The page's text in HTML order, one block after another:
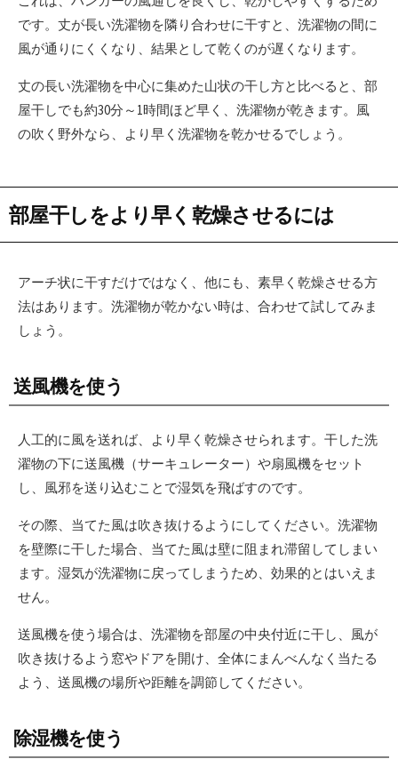
です。丈が長い洗濯物を隣り合わせに干すと、洗濯物の間に
風が通りにくくなり、結果として乾くのが遅くなります。
丈の長い洗濯物を中心に集めた山状の干し方と比べると、部
屋干しでも約30分～1時間ほど早く、洗濯物が乾きます。風
の吹く野外なら、より早く洗濯物を乾かせるでしょう。
部屋干しをより早く乾燥させるには
アーチ状に干すだけではなく、他にも、素早く乾燥させる方
法はあります。洗濯物が乾かない時は、合わせて試してみま
しょう。
送風機を使う
人工的に風を送れば、より早く乾燥させられます。干した洗
濯物の下に送風機（サーキュレーター）や扇風機をセット
し、風邪を送り込むことで湿気を飛ばすのです。
その際、当てた風は吹き抜けるようにしてください。洗濯物
を壁際に干した場合、当てた風は壁に阻まれ滞留してしまい
ます。湿気が洗濯物に戻ってしまうため、効果的とはいえま
せん。
送風機を使う場合は、洗濯物を部屋の中央付近に干し、風が
吹き抜けるよう窓やドアを開け、全体にまんべんなく当たる
よう、送風機の場所や距離を調節してください。
除湿機を使う